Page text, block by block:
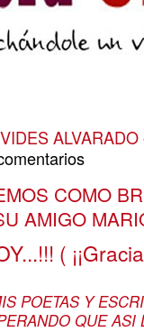
ALVARADO
COMO
AMIGO
(
POETAS Y
QUE